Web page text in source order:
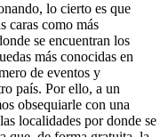
lo cierto es que
caras como más
se encuentran los
más conocidas en
de eventos y
país. Por ello, a un
obsequiarle con una
localidades por donde se